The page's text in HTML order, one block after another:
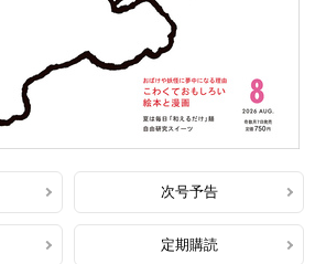
次号予告
定期購読